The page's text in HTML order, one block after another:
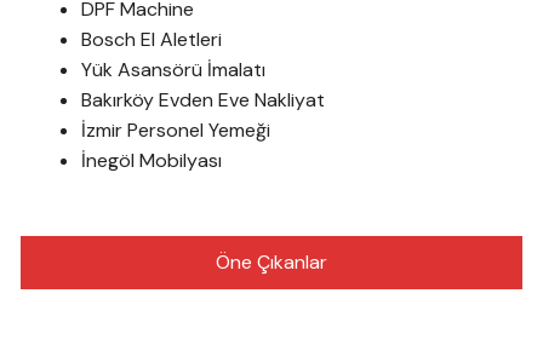
DPF Machine
Bosch El Aletleri
Yük Asansörü İmalatı
Bakırköy Evden Eve Nakliyat
İzmir Personel Yemeği
İnegöl Mobilyası
Öne Çıkanlar